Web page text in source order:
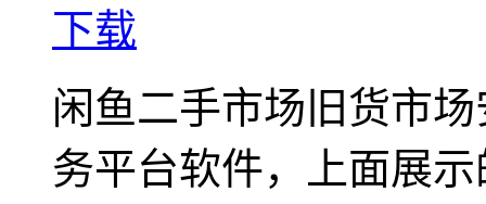
下载
闲鱼二手市场旧货市
务平台软件，上面展